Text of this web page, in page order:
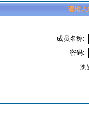
请输入
成员名称:
密码:
浏